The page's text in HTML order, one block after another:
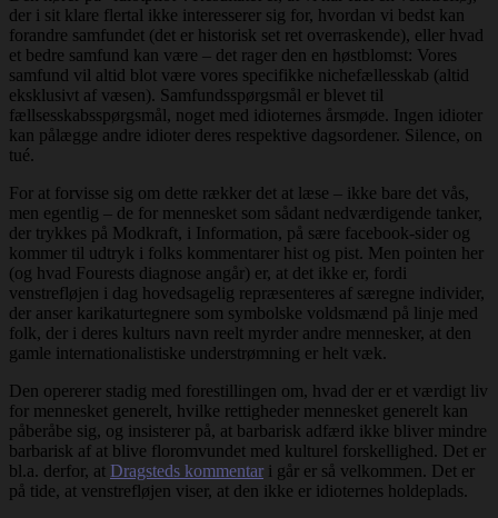
der i sit klare flertal ikke interesserer sig for, hvordan vi bedst kan
forandre samfundet (det er historisk set ret overraskende), eller hvad
et bedre samfund kan være – det rager den en høstblomst: Vores
samfund vil altid blot være vores specifikke nichefællesskab (altid
eksklusivt af væsen). Samfundsspørgsmål er blevet til
fællsesskabsspørgsmål, noget med idioternes årsmøde. Ingen idioter
kan pålægge andre idioter deres respektive dagsordener. Silence, on
tué.
For at forvisse sig om dette rækker det at læse – ikke bare det vås,
men egentlig – de for mennesket som sådant nedværdigende tanker,
der trykkes på Modkraft, i Information, på sære facebook-sider og
kommer til udtryk i folks kommentarer hist og pist. Men pointen her
(og hvad Fourests diagnose angår) er, at det ikke er, fordi
venstrefløjen i dag hovedsagelig repræsenteres af særegne individer,
der anser karikaturtegnere som symbolske voldsmænd på linje med
folk, der i deres kulturs navn reelt myrder andre mennesker, at den
gamle internationalistiske understrømning er helt væk.
Den opererer stadig med forestillingen om, hvad der er et værdigt liv
for mennesket generelt, hvilke rettigheder mennesket generelt kan
påberåbe sig, og insisterer på, at barbarisk adfærd ikke bliver mindre
barbarisk af at blive floromvundet med kulturel forskellighed. Det er
bl.a. derfor, at Dragsteds kommentar i går er så velkommen. Det er
på tide, at venstrefløjen viser, at den ikke er idioternes holdeplads.